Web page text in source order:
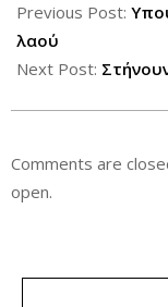
10-
22
Previous Post:
λαού
Next Post:
Comments are
open.